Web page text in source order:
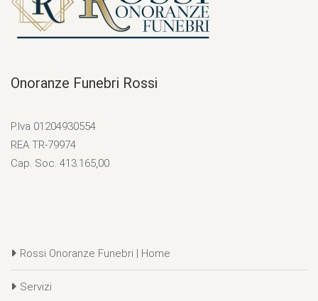
Onoranze Funebri Rossi
P.Iva 01204930554
REA TR-79974
Cap. Soc. 413.165,00
Rossi Onoranze Funebri | Home
Servizi